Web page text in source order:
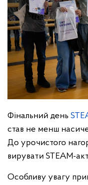
Фінальний день
став не менш
До урочистого
вирувати STEAM-
Особливу увагу